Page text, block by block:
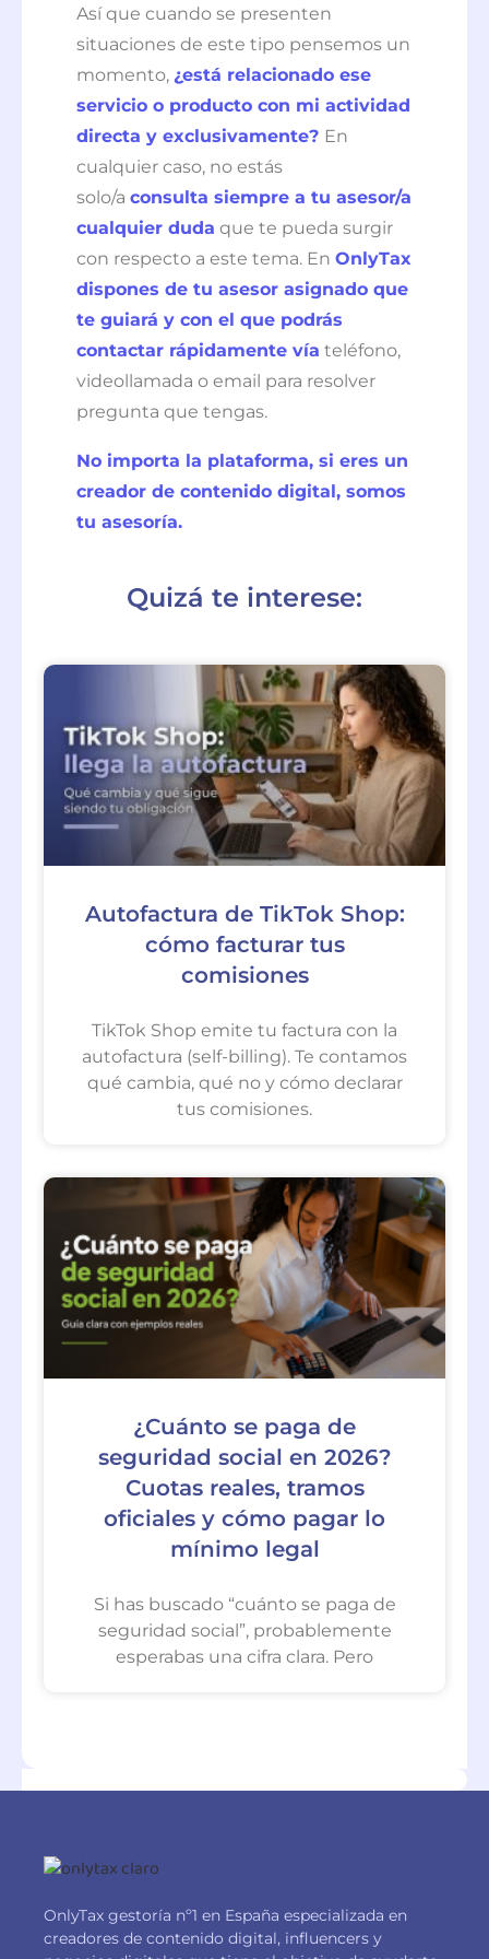
Así que cuando se presenten
situaciones de este tipo pensemos un
momento, ¿está relacionado ese
servicio o producto con mi actividad
directa y exclusivamente? En
cualquier caso, no estás
solo/a consulta siempre a tu asesor/a
cualquier duda que te pueda surgir
con respecto a este tema. En OnlyTax
dispones de tu asesor asignado que
te guiará y con el que podrás
contactar rápidamente vía teléfono,
videollamada o email para resolver
pregunta que tengas.
No importa la plataforma, si eres un
creador de contenido digital, somos
tu asesoría.
Quizá te interese:
Autofactura de TikTok Shop:
cómo facturar tus
comisiones
TikTok Shop emite tu factura con la
autofactura (self-billing). Te contamos
qué cambia, qué no y cómo declarar
tus comisiones.
¿Cuánto se paga de
seguridad social en 2026?
Cuotas reales, tramos
oficiales y cómo pagar lo
mínimo legal
Si has buscado “cuánto se paga de
seguridad social”, probablemente
esperabas una cifra clara. Pero
OnlyTax gestoría nº1 en España especializada en
creadores de contenido digital, influencers y